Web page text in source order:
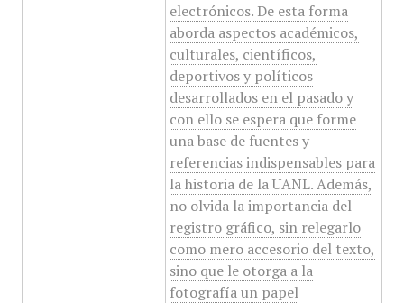
electrónicos. De esta forma
aborda aspectos académicos,
culturales, científicos,
deportivos y políticos
desarrollados en el pasado y
con ello se espera que forme
una base de fuentes y
referencias indispensables para
la historia de la UANL. Además,
no olvida la importancia del
registro gráfico, sin relegarlo
como mero accesorio del texto,
sino que le otorga a la
fotografía un papel